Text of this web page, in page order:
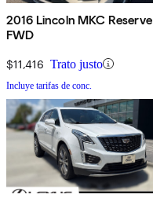
2016 Lincoln MKC Reserve
FWD
$11,416 Trato justo
Incluye tarifas de conc.